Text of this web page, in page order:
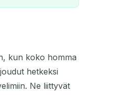
kun koko homma
hetkeksi
Ne liittyvät